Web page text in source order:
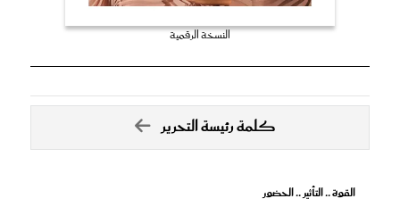
النسخة الرقمية
كلمة رئيسة التحرير
القوة .. التأثير .. الحضور